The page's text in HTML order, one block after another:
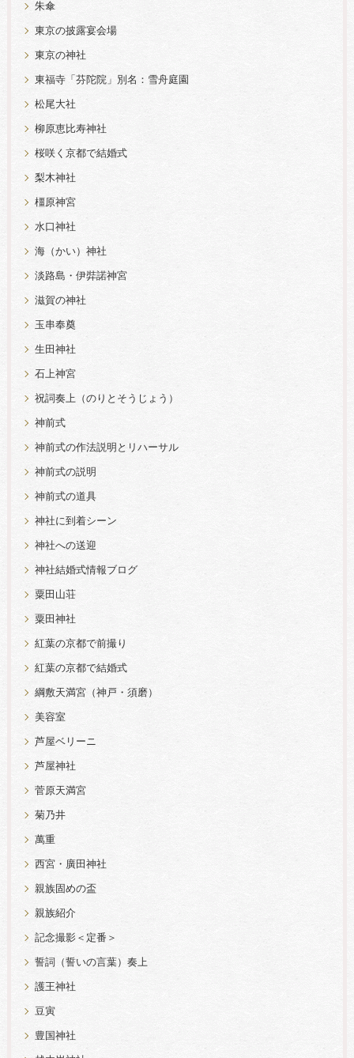
朱傘
東京の披露宴会場
東京の神社
東福寺「芬陀院」別名：雪舟庭園
松尾大社
柳原恵比寿神社
桜咲く京都で結婚式
梨木神社
橿原神宮
水口神社
海（かい）神社
淡路島・伊弉諾神宮
滋賀の神社
玉串奉奠
生田神社
石上神宮
祝詞奏上（のりとそうじょう）
神前式
神前式の作法説明とリハーサル
神前式の説明
神前式の道具
神社に到着シーン
神社への送迎
神社結婚式情報ブログ
粟田山荘
粟田神社
紅葉の京都で前撮り
紅葉の京都で結婚式
綱敷天満宮（神戸・須磨）
美容室
芦屋ベリーニ
芦屋神社
菅原天満宮
菊乃井
萬重
西宮・廣田神社
親族固めの盃
親族紹介
記念撮影＜定番＞
誓詞（誓いの言葉）奏上
護王神社
豆寅
豊国神社